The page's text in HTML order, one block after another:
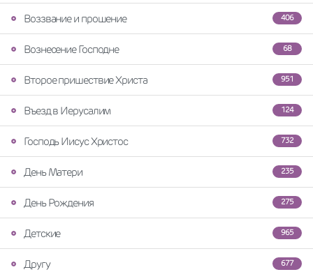
406
Воззвание и прошение
68
Вознесение Господне
951
Второе пришествие Христа
124
Въезд в Иерусалим
732
Господь Иисус Христос
235
День Матери
275
День Рождения
965
Детские
677
Другу